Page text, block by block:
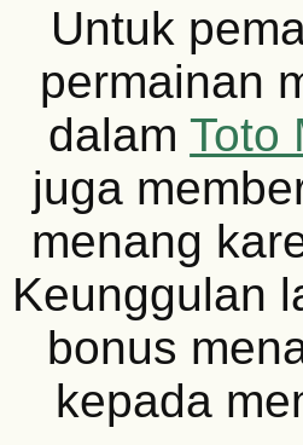
Untuk
permainan
dalamToto
juga
menang
Keunggulan
bonus
kepada